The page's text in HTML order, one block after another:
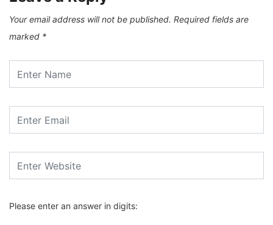
Your email address will not be published. Required fields are
marked *
Please enter an answer in digits: